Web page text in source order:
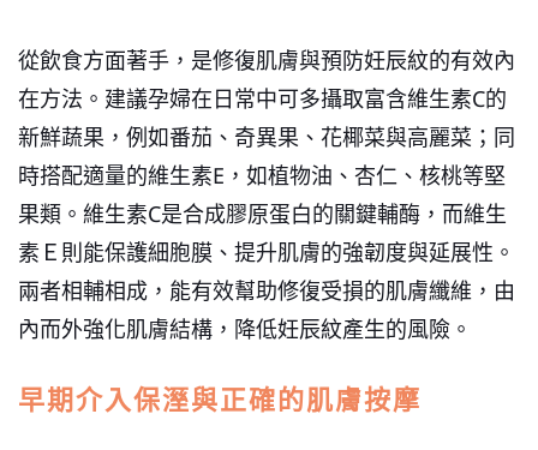
從飲食方面著手，是修復肌膚與預防妊辰紋的有效內
在方法。建議孕婦在日常中可多攝取富含維生素C的
新鮮蔬果，例如番茄、奇異果、花椰菜與高麗菜；同
時搭配適量的維生素E ，如植物油、杏仁、核桃等堅
果類。維生素C是合成膠原蛋白的關鍵輔酶，而維生
素Ｅ則能保護細胞膜、提升肌膚的強韌度與延展性。
兩者相輔相成，能有效幫助修復受損的肌膚纖維，由
內而外強化肌膚結構，降低妊辰紋產生的風險。
早期介入保溼與正確的肌膚按摩